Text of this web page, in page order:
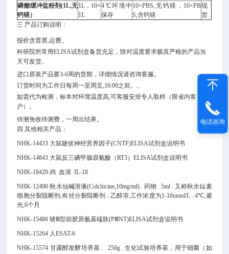
磷酸缓冲盐粉剂(1L,无
钙镁）
1L，10×
1L
4℃环境中
保存
10×PBS,无钙镁，10×PB
S,含钙镁
现
货
三 产品订购说明：
报价含普票,运费。
科研院所常用ELISA试剂盒备货充足，除对温度要求极其严格的产品当
天可发货。
进口原装产品要3-6周的货期，详细情况请咨询客服。
订货时间为工作日每周一至周五,16:00之前。。
如需代为检测，标本对环境温度高,可客服安排专人取样（限省内客
户）。
待测免收待测费，一周出结果。
四 其他相关产品：
NHK-14433 大鼠睫状神经营养因子(CNTF)ELISA试剂盒说明书
NHK-14843 大鼠反三碘甲腺原氨酸（RT3）ELISA试剂盒说明书
NHK-18420 鸡 血清 IL-18
NHK-12490 秋水仙碱溶液(Colchicine,10mg/ml) . 药物 . 5ml . 又称秋水仙素
细胞分裂阻断剂,有丝分裂阻断剂 . 乙醇溶,工作浓度为1-10umol/L . 4℃,避
光,6个月
NHK-15486 猪Ⅲ型前胶原氨基端肽(PⅢNT)ELISA试剂盒说明书
NHK-15264 人ESAT-6
NHK-15574 甘露醇发酵培养基 . . 250g . 生化试验培养基，用于细菌（如
电话咨询